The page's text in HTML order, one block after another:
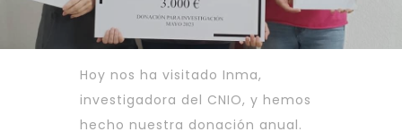
Hoy nos ha visitado Inma,
investigadora del CNIO, y hemos
hecho nuestra donación anual.